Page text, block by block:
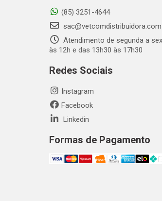
(85) 3251-4644
sac@vetcomdistribuidora.com
Atendimento de segunda a
às 12h e das 13h30 às 17h30
Redes Sociais
Instagram
Facebook
Linkedin
Formas de Pagamento